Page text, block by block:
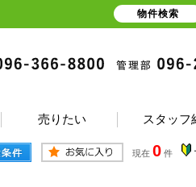
売りたい スタッフ
現在 0 件
物件検索